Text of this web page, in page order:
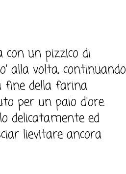
con un pizzico di
alla volta, continuando
fine della farina
per un paio d'ore.
delicatamente ed
lievitare ancora